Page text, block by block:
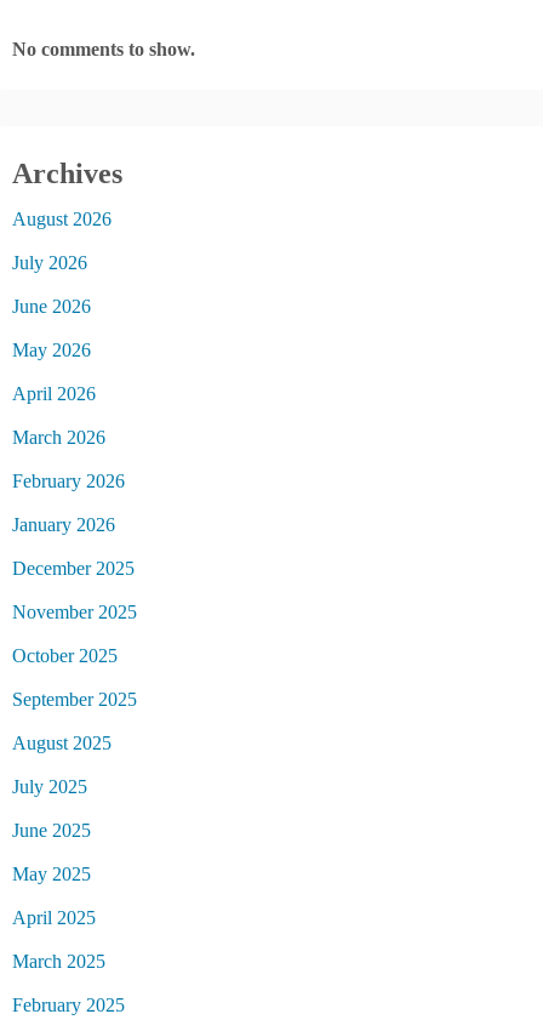
No comments to show.
Archives
August 2026
July 2026
June 2026
May 2026
April 2026
March 2026
February 2026
January 2026
December 2025
November 2025
October 2025
September 2025
August 2025
July 2025
June 2025
May 2025
April 2025
March 2025
February 2025